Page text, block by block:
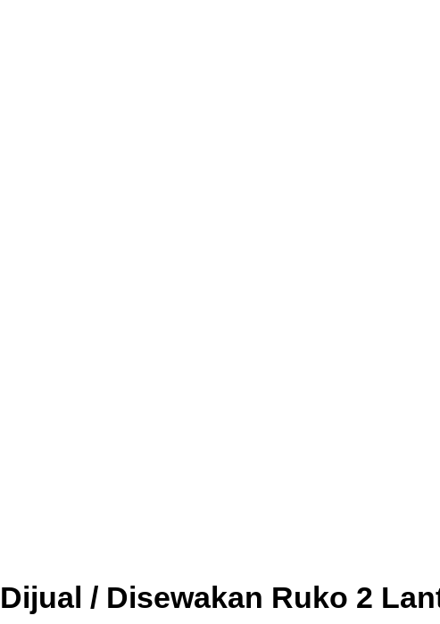
Dijual / Disewakan Ruko 2